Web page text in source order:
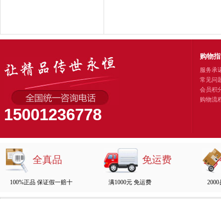
15001236778
购物
服务承
常见问
会员积
购物流
全真品
100%正品 保证假一赔十
免运费
满1000元 免运费